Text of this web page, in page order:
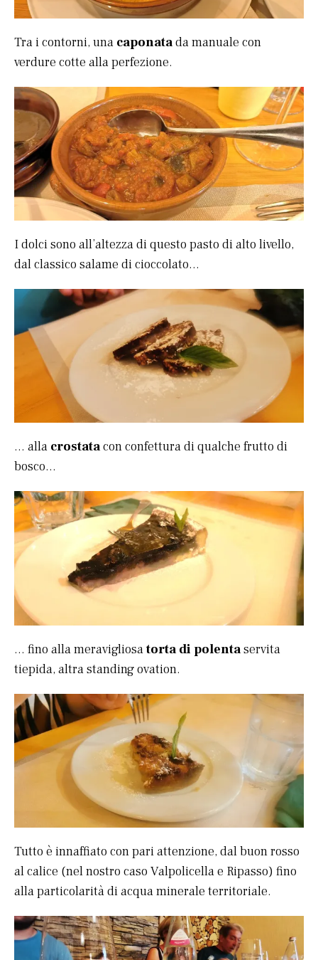
Tra i contorni, una caponatada manuale con
verdure cotte alla perfezione.
I dolci sono all’altezza di questo pasto di alto livello,
dal classico salame di cioccolato…
… alla crostatacon confettura di qualche frutto di
bosco…
… fino alla meravigliosatorta di polentaservita
tiepida, altra standing ovation.
Tutto è innaffiato con pari attenzione, dal buon rosso
al calice (nel nostro caso Valpolicella e Ripasso) fino
alla particolarità di acqua minerale territoriale.